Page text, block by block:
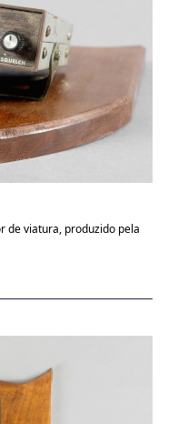
de viatura, produzido pela